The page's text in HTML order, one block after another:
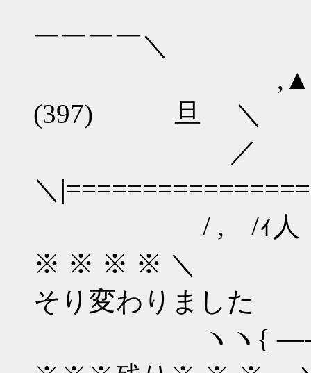
￣￣￣￣＼
,▲ -―▲ ､
／ /
＼
/ , /ｨ人 /
※ ※ ※ ※ ＼
そり変わりました
ヽヽ{ ―-ヽ